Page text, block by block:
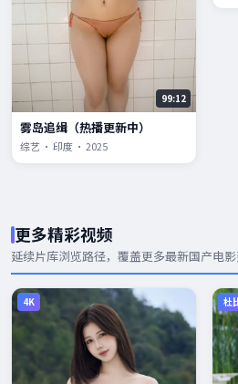
99:12
雾岛追缉（热播更新中）
综艺 · 印度 · 2025
更多精彩视频
延续片库浏览路径，覆盖更多最新国产电影
4K 杜